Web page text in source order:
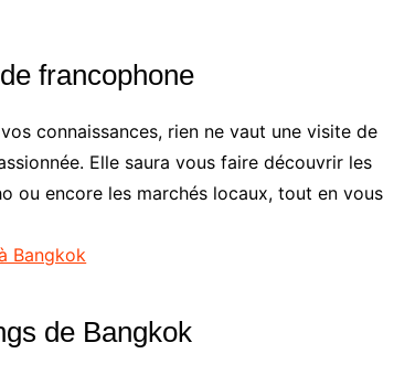
francophone
connaissances, rien ne vaut une visite de
Elle saura vous faire découvrir les
ou encore les marchés locaux, tout en vous
Bangkok
de Bangkok